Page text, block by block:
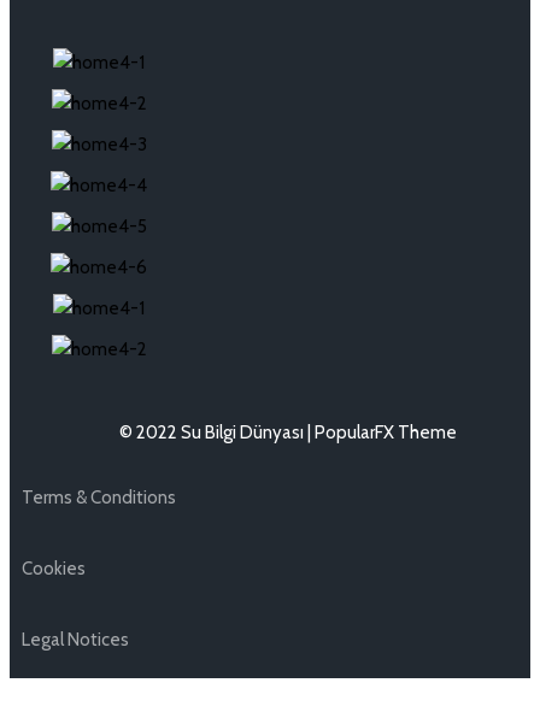
© 2022 Su Bilgi Dünyası | PopularFX Theme
Terms & Conditions
Cookies
Legal Notices